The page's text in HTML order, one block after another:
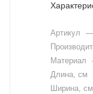
Артикул —
Материал
Длина, cм
Ширина, cм